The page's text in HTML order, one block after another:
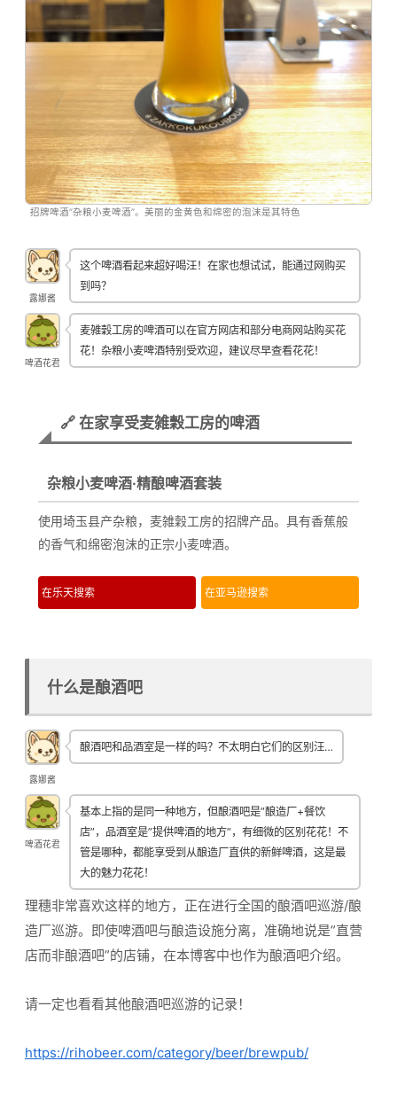
招牌啤酒”杂粮小麦啤酒”。美丽的金黄色和绵密的泡沫是其特色
露娜酱
这个啤酒看起来超好喝汪！在家也想试试，能通过网购买
到吗？
啤酒花君
麦雑穀工房的啤酒可以在官方网店和部分电商网站购买花
花！杂粮小麦啤酒特别受欢迎，建议尽早查看花花！
🔗 在家享受麦雑穀工房的啤酒
杂粮小麦啤酒·精酿啤酒套装
使用埼玉县产杂粮，麦雑穀工房的招牌产品。具有香蕉般
的香气和绵密泡沫的正宗小麦啤酒。
在乐天搜索 在亚马逊搜索
什么是酿酒吧
露娜酱
酿酒吧和品酒室是一样的吗？不太明白它们的区别汪…
啤酒花君
基本上指的是同一种地方，但酿酒吧是”酿造厂+餐饮
店”，品酒室是”提供啤酒的地方”，有细微的区别花花！不
管是哪种，都能享受到从酿造厂直供的新鲜啤酒，这是最
大的魅力花花！
理穗非常喜欢这样的地方，正在进行全国的酿酒吧巡游/酿
造厂巡游。即使啤酒吧与酿造设施分离，准确地说是”直营
店而非酿酒吧”的店铺，在本博客中也作为酿酒吧介绍。
请一定也看看其他酿酒吧巡游的记录！
https://rihobeer.com/category/beer/brewpub/